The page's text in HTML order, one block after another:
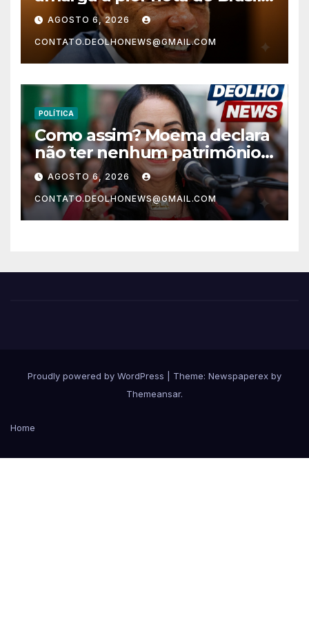
nos anos finais do Ensino
Fundamental e a menor do
Nordeste no Ensino Médio
AGOSTO 6, 2026
CONTATO.DEOLHONEWS@GMAIL.COM
POLÍTICA
Como assim? Moema declara
não ter nenhum patrimônio
após 30 anos na vida pública?
AGOSTO 6, 2026
CONTATO.DEOLHONEWS@GMAIL.COM
Proudly powered by WordPress
Theme: Newspaperex by
Themeansar.
Home